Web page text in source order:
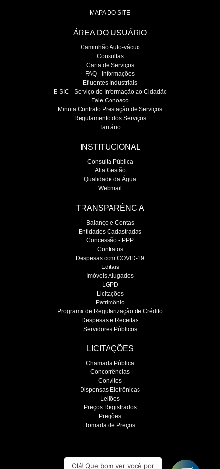
MAPA DO SITE
ÁREA DO USUÁRIO
Caminhão Auto-vácuo
Consultas
Carta de Serviços
FAQ - Informações
Efluentes Industriais
E-SIC - Serviço de Informação ao Cidadão
Fale Conosco
Minuta Contrato Prestação de Serviços
Regulamento dos Serviços
Tarifário
INSTITUCIONAL
Consulta Pública
Alta Gestão
Qualidade da Água
Webmail
TRANSPARÊNCIA
Balanço e Contas
Entidades Cadastradas
Concessão - PPP
Contratos
Despesas com COVID-19
Editais
Imóveis Alugados
LGPD
Licitações
Patrimônio
Programa de Regularização de Crédito
Despesas e Receitas
Servidores Públicos
LICITAÇÕES
Chamada Pública
Concorrências
Convites
Dispensas Eletrônicas
Leilões
Preços Registrados
Pregões
Tomada de Preços
Olá! Que bom ver você por